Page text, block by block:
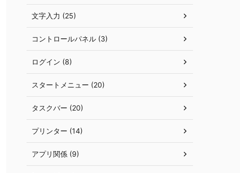
文字入力 (25)
コントロールパネル (3)
ログイン (8)
スタートメニュー (20)
タスクバー (20)
プリンター (14)
アプリ関係 (9)